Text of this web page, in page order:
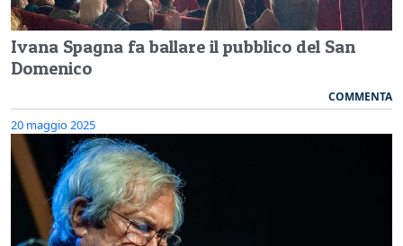
Ivana Spagna fa ballare il pubblico del San
Domenico
COMMENTA
20 maggio 2025